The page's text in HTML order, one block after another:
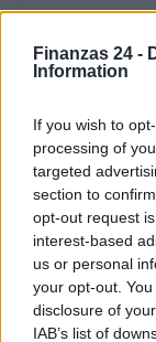
Finanzas 24 -
Information
If you wish to
processing of
targeted
section to
opt-out request
interest-based
us or personal
your opt-out.
disclosure of
IAB’s list of